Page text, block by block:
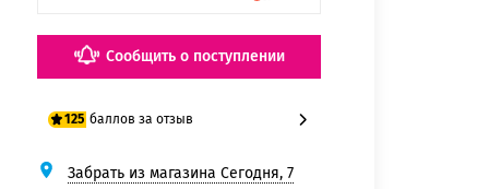
Сообщить о поступлении
125 баллов за отзыв
100 баллов
Забрать из магазина Сегодня, 7